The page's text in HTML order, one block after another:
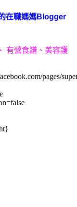
在職媽媽Blogger
有營食譜、美容護
pages/